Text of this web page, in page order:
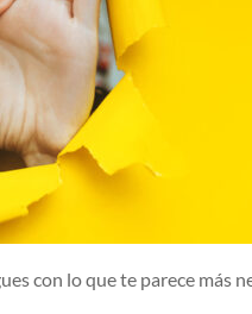
con lo que te parece más